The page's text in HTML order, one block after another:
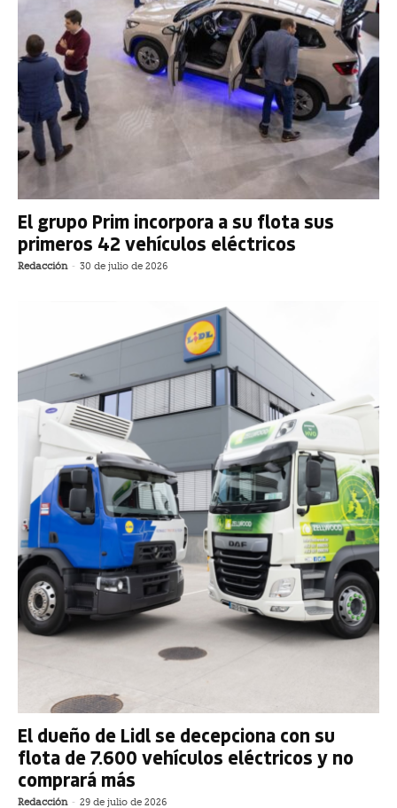
El grupo Prim incorpora a su flota sus
primeros 42 vehículos eléctricos
Redacción - 30 de julio de 2026
El dueño de Lidl se decepciona con su
flota de 7.600 vehículos eléctricos y no
comprará más
Redacción - 29 de julio de 2026